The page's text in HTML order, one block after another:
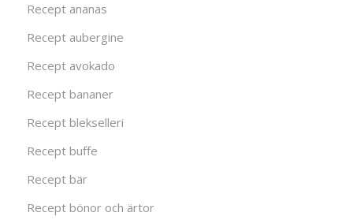
Recept ananas
Recept aubergine
Recept avokado
Recept bananer
Recept blekselleri
Recept buffe
Recept bär
Recept bönor och ärtor